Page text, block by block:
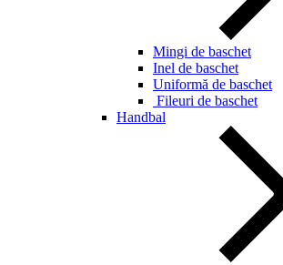
Mingi de baschet
Inel de baschet
Uniformă de baschet
Fileuri de baschet
Handbal